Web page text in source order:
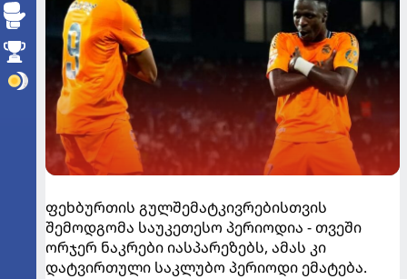
ფეხბურთის გულშემატკივრებისთვის
შემოდგომა საუკეთესო პერიოდია - თვეში
ორჯერ ნაკრები იასპარეზებს, ამას კი
დატვირთული საკლუბო პერიოდი ემატება.